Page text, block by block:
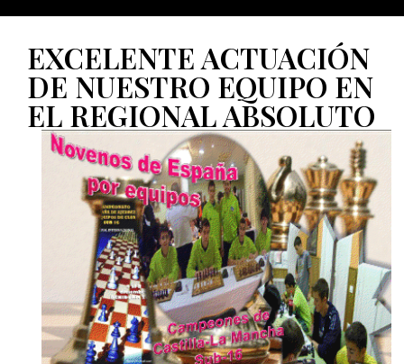
EXCELENTE ACTUACIÓN
DE NUESTRO EQUIPO EN
EL REGIONAL ABSOLUTO